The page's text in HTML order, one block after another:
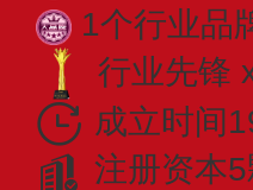
1个行业品
行业先锋
成立时间
注册资本5